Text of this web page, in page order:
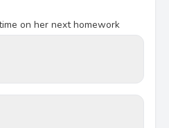
on her next homework